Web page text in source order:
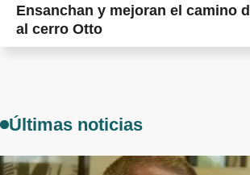
Ensanchan y mejoran el camino
al cerro Otto
Últimas noticias